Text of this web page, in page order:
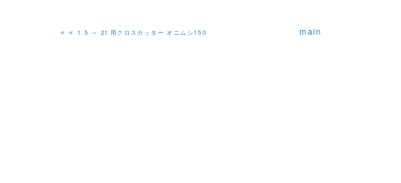
« 1.5 ～ 2t 用クロスカッター オニムシ150 main